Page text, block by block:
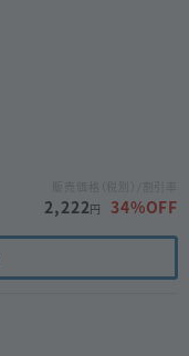
2,222円 34%OFF